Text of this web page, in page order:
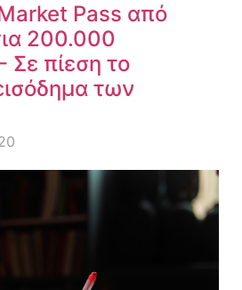
Pass από
200.000
Σε πίεση το
των